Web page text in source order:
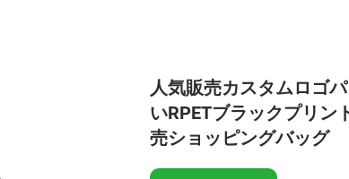
人気販売カスタムロゴ
いRPETブラックプリン
売ショッピングバッグ